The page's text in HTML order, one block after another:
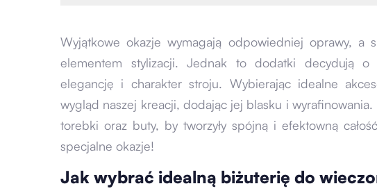
Wyjątkowe okazje wymagają odpowiedniej oprawy, a
elementem stylizacji. Jednak to dodatki decydują o
elegancję i charakter stroju. Wybierając idealne
wygląd naszej kreacji, dodając jej blasku i
torebki oraz buty, by tworzyły spójną i efektowną
specjalne okazje!
Jak wybrać idealną biżuterię do